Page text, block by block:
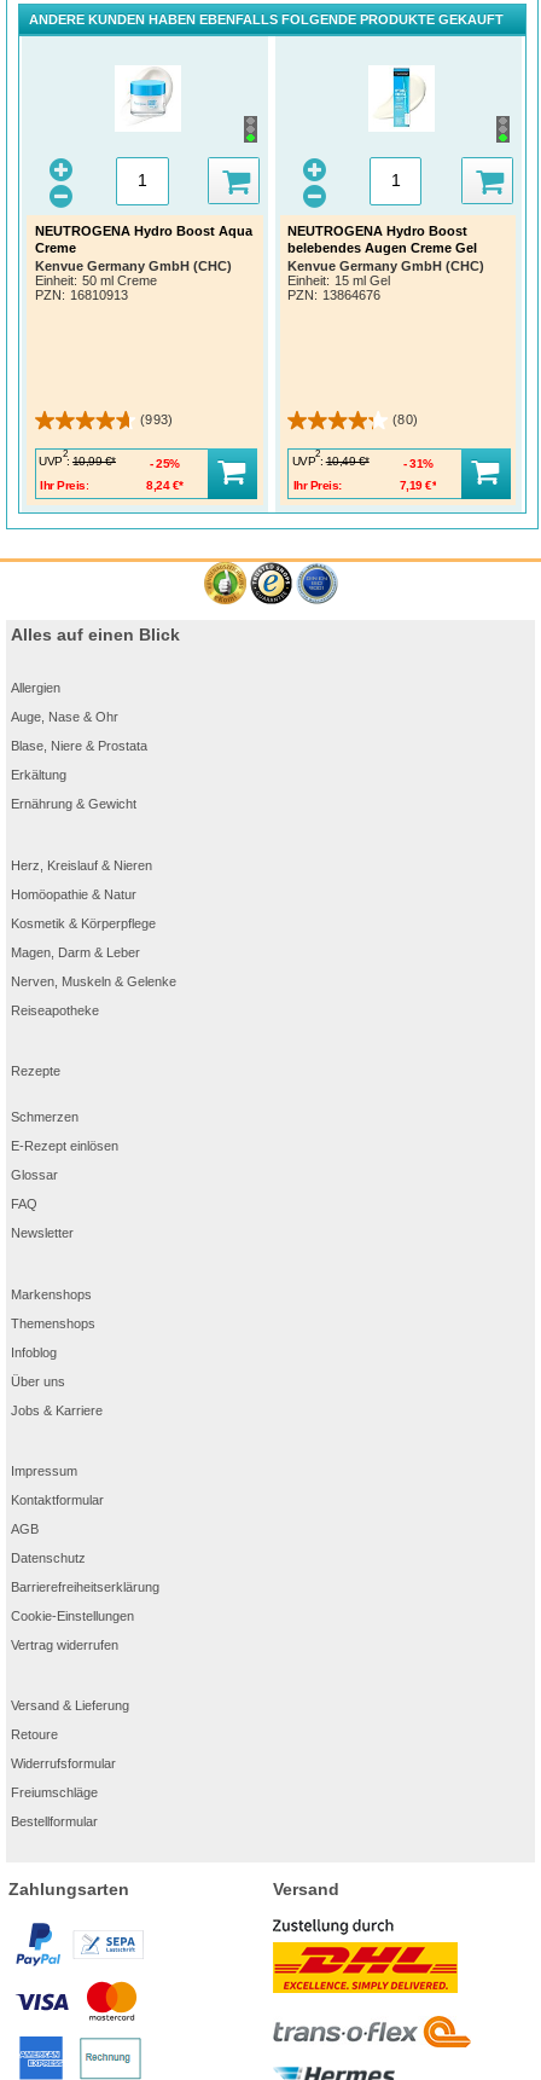
ANDERE KUNDEN HABEN EBENFALLS FOLGENDE PRODUKTE GEKAUFT
NEUTROGENA Hydro Boost Aqua
Creme
Kenvue Germany GmbH (CHC)
Einheit: 50 ml Creme
PZN: 16810913
(993)
UVP
2
: 10,99 €*
Ihr Preis:
8,24 €*
25%
NEUTROGENA Hydro Boost
belebendes Augen Creme Gel
Kenvue Germany GmbH (CHC)
Einheit: 15 ml Gel
PZN: 13864676
(80)
UVP
2
: 10,49 €*
Ihr Preis:
7,19 €*
31%
Alles auf einen Blick
Allergien
Auge, Nase & Ohr
Blase, Niere & Prostata
Erkältung
Ernährung & Gewicht
Herz, Kreislauf & Nieren
Homöopathie & Natur
Kosmetik & Körperpflege
Magen, Darm & Leber
Nerven, Muskeln & Gelenke
Reiseapotheke
Rezepte
Schmerzen
E-Rezept einlösen
Glossar
FAQ
Newsletter
Markenshops
Themenshops
Infoblog
Über uns
Jobs & Karriere
Impressum
Kontaktformular
AGB
Datenschutz
Barrierefreiheitserklärung
Cookie-Einstellungen
Vertrag widerrufen
Versand & Lieferung
Retoure
Widerrufsformular
Freiumschläge
Bestellformular
Zahlungsarten Versand